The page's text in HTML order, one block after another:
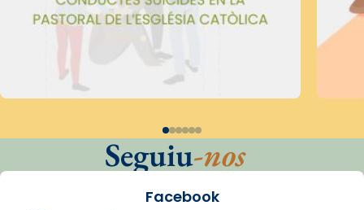
Seguiu-nos
Facebook